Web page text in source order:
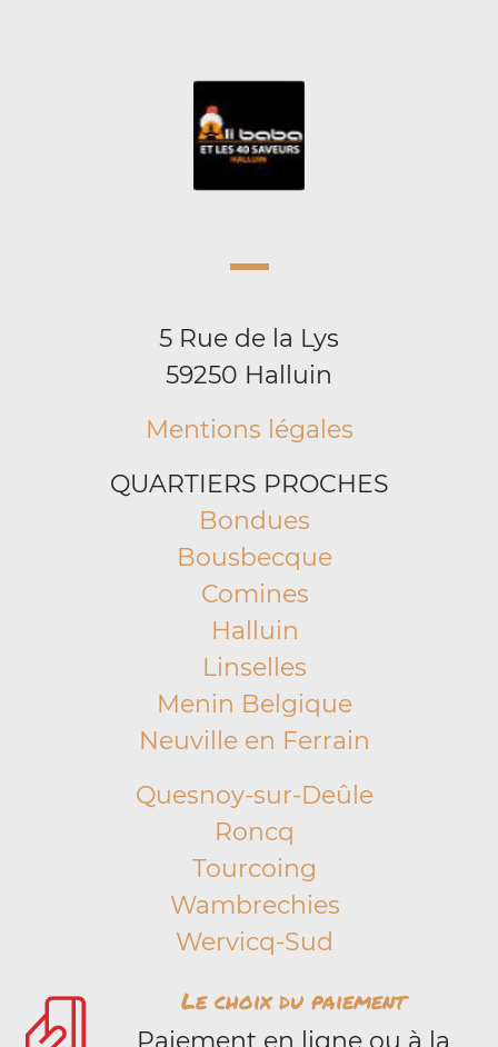
5 Rue de la Lys
59250 Halluin
Mentions légales
QUARTIERS PROCHES
Bondues
Bousbecque
Comines
Halluin
Linselles
Menin Belgique
Neuville en Ferrain
Quesnoy-sur-Deûle
Roncq
Tourcoing
Wambrechies
Wervicq-Sud
Le choix du paiement
Paiement en ligne ou à la